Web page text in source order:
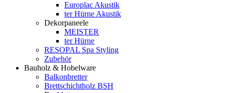
Europlac Akustik
ter Hürne Akustik
Dekorpaneele
MEISTER
ter Hürne
RESOPAL Spa Styling
Zubehör
Bauholz & Hobelware
Balkonbretter
Brettschichtholz BSH